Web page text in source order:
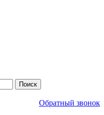
Обратный звонок